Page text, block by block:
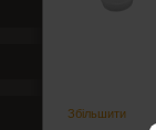
Збільшити